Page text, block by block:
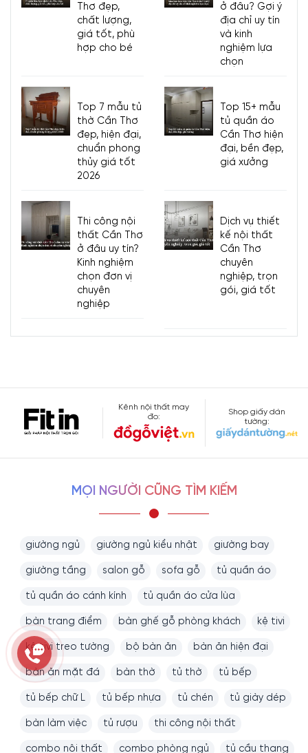
Thơ đẹp,
chất lượng,
giá tốt, phù
hợp cho bé
ở đâu? Gợi ý
địa chỉ uy tín
và kinh
nghiệm lựa
chọn
Top 7 mẫu tủ
thờ Cần Thơ
đẹp, hiện đại,
chuẩn phong
thủy giá tốt
2026
Top 15+ mẫu
tủ quần áo
Cần Thơ hiện
đại, bền đẹp,
giá xưởng
Thi công nội
thất Cần Thơ
ở đâu uy tín?
Kinh nghiệm
chọn đơn vị
chuyên
nghiệp
Dịch vụ thiết
kế nội thất
Cần Thơ
chuyên
nghiệp, trọn
gói, giá tốt
Kênh nội thất may
đo:
Shop giấy dán
tường:
MỌI NGƯỜI CŨNG TÌM KIẾM
giường ngủ giường ngủ kiểu nhật giường bay
giường tầng salon gỗ sofa gỗ tủ quần áo
tủ quần áo cánh kính tủ quần áo cửa lùa
bàn trang điểm bàn ghế gỗ phòng khách kệ tivi
kệ tivi treo tường bộ bàn ăn bàn ăn hiện đại
bàn ăn mặt đá bàn thờ tủ thờ tủ bếp
tủ bếp chữ L tủ bếp nhựa tủ chén tủ giày dép
bàn làm việc tủ rượu thi công nội thất
combo nội thất combo phòng ngủ tủ cầu thang